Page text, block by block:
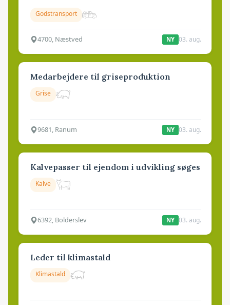
Godstransport
4700, Næstved NY 03. aug.
Medarbejdere til griseproduktion
Grise
9681, Ranum NY 03. aug.
Kalvepasser til ejendom i udvikling søges
Kalve
6392, Bolderslev NY 03. aug.
Leder til klimastald
Klimastald